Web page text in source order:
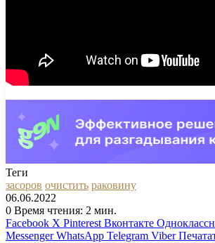
Теги
засоров очистить раковину
06.06.2022
0 Время чтения: 2 мин.
Facebook X Pinterest Вконтакте
Messenger WhatsApp Telegram Viber